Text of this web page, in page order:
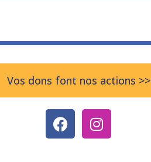
Vos dons font nos actions >>